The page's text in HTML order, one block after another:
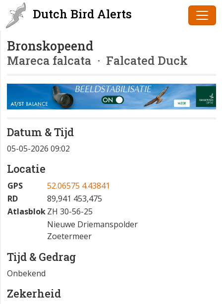
Dutch Bird Alerts
Bronskopeend
Mareca falcata · Falcated Duck
Datum & Tijd
05-05-2026 09:02
Locatie
GPS
52.06575 4.43841
RD
89,941 453,475
AtlasblokZH 30-56-25
Nieuwe Driemanspolder
Zoetermeer
Tijd & Gedrag
Onbekend
Zekerheid